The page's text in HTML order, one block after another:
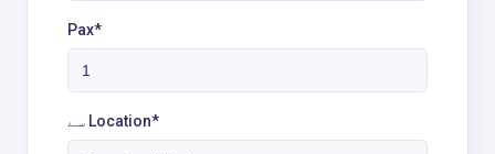
Pax*
سے Location*